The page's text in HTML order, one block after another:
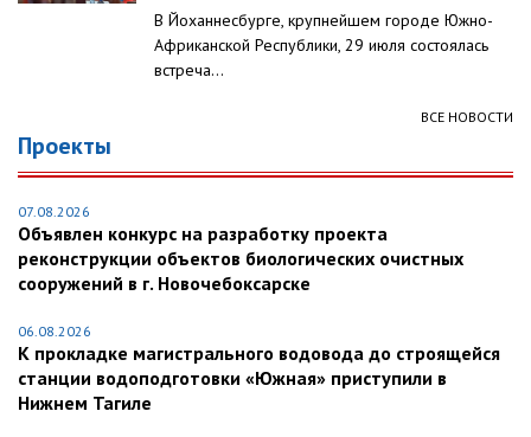
В Йоханнесбурге, крупнейшем городе Южно-
Африканской Республики, 29 июля состоялась
встреча...
ВСЕ НОВОСТИ
Проекты
07.08.2026
Объявлен конкурс на разработку проекта
реконструкции объектов биологических очистных
сооружений в г. Новочебоксарске
06.08.2026
К прокладке магистрального водовода до строящейся
станции водоподготовки «Южная» приступили в
Нижнем Тагиле